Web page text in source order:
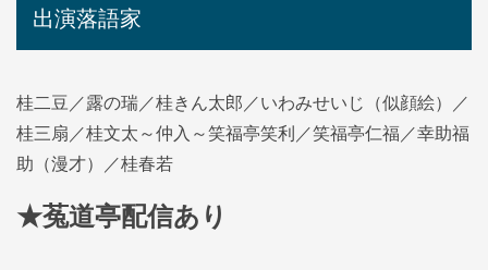
出演落語家
桂二豆／露の瑞／桂きん太郎／いわみせいじ（似顔絵）／
桂三扇／桂文太～仲入～笑福亭笑利／笑福亭仁福／幸助福
助（漫才）／桂春若
★菟道亭配信あり